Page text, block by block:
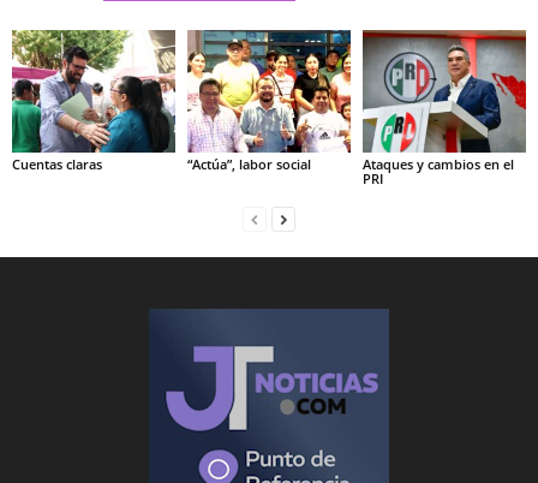
Cuentas claras “Actúa”, labor social
Ataques y cambios en el
PRI